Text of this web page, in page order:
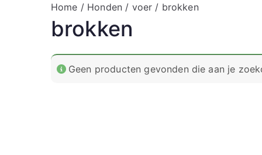
Home / Honden / voer / brokken
brokken
Geen producten gevonden die aan je